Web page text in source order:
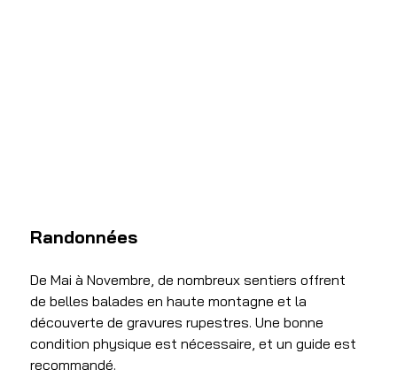
Randonnées
De Mai à Novembre, de nombreux sentiers offrent
de belles balades en haute montagne et la
découverte de gravures rupestres. Une bonne
condition physique est nécessaire, et un guide est
recommandé.